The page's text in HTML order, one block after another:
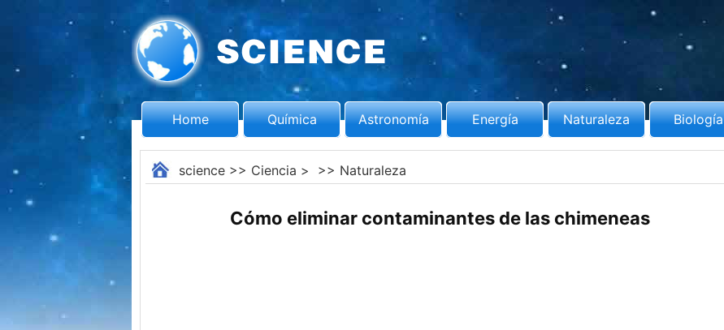
Home Química Astronomía Energía Naturaleza Biología
science>> Ciencia > >> Naturaleza
Cómo eliminar contaminantes de las chimeneas